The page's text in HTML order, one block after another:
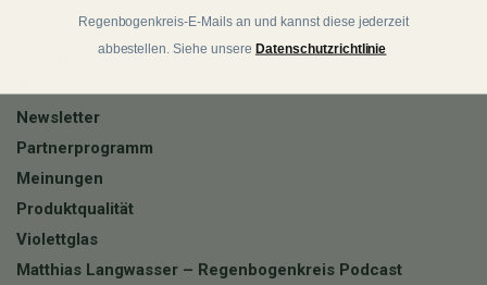
matthias-langwasser.com
Über Regenbogenkreis
Newsletter
Partnerprogramm
Meinungen
Produktqualität
Violettglas
Matthias Langwasser – Regenbogenkreis Podcast
Regenbogenkreis-E-Mails an und kannst diese jederzeit
abbestellen. Siehe unsere Datenschutzrichtlinie